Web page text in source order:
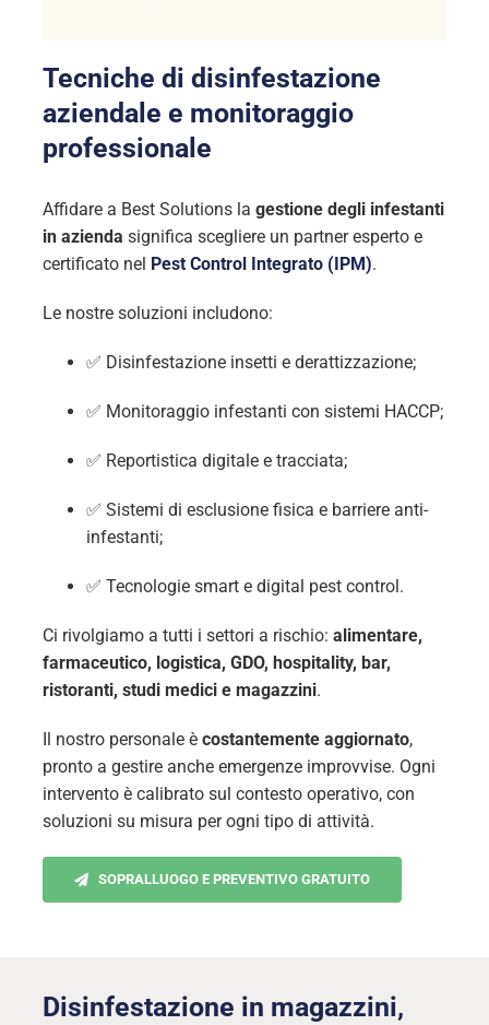
Tecniche di disinfestazione
aziendale e monitoraggio
professionale
Affidare a Best Solutions la gestione degli infestanti
in azienda significa scegliere un partner esperto e
certificato nel Pest Control Integrato (IPM).
Le nostre soluzioni includono:
✅ Disinfestazione insetti e derattizzazione;
✅ Monitoraggio infestanti con sistemi HACCP;
✅ Reportistica digitale e tracciata;
✅ Sistemi di esclusione fisica e barriere anti-
infestanti;
✅ Tecnologie smart e digital pest control.
Ci rivolgiamo a tutti i settori a rischio: alimentare,
farmaceutico, logistica, GDO, hospitality, bar,
ristoranti, studi medici e magazzini.
Il nostro personale è costantemente aggiornato,
pronto a gestire anche emergenze improvvise. Ogni
intervento è calibrato sul contesto operativo, con
soluzioni su misura per ogni tipo di attività.
SOPRALLUOGO E PREVENTIVO GRATUITO
Disinfestazione in magazzini,